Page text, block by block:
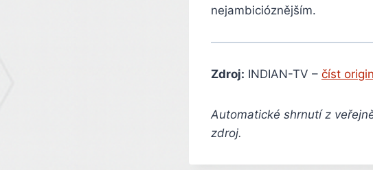
nejambicióznějším.
Zdroj: INDIAN-TV – číst
Automatické shrnutí z
zdroj.